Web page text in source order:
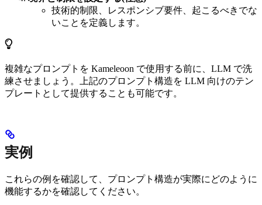
技術的制限、レスポンシブ要件、起こるべきでな
いことを定義します。
複雑なプロンプトを Kameleoon で使用する前に、LLM で洗
練させましょう。上記のプロンプト構造を LLM 向けのテン
プレートとして提供することも可能です。
実例
これらの例を確認して、プロンプト構造が実際にどのように
機能するかを確認してください。